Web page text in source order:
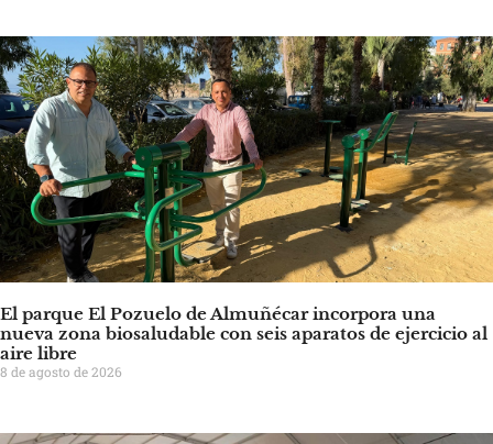
El parque El Pozuelo de Almuñécar incorpora una
nueva zona biosaludable con seis aparatos de ejercicio al
aire libre
8 de agosto de 2026